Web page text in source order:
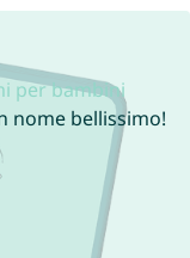
per bambini
nome bellissimo!